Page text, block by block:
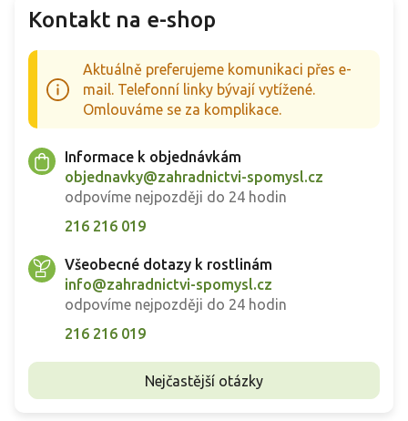
Kontakt na e-shop
Aktuálně preferujeme komunikaci přes e-
mail. Telefonní linky bývají vytížené.
Omlouváme se za komplikace.
Informace k objednávkám
objednavky@zahradnictvi-spomysl.cz
odpovíme nejpozději do 24 hodin
216 216 019
Všeobecné dotazy k rostlinám
info@zahradnictvi-spomysl.cz
odpovíme nejpozději do 24 hodin
216 216 019
Nejčastější otázky